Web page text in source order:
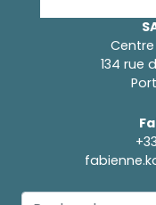
134 rue